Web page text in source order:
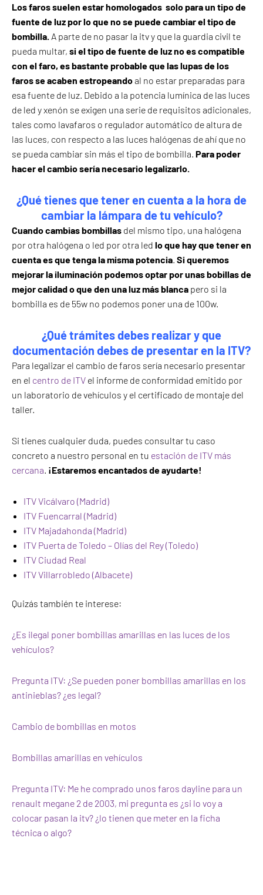
Los faros suelen estar homologados solo para un tipo de
fuente de luz por lo que no se puede cambiar el tipo de
bombilla. A parte de no pasar la itv y que la guardia civil te
pueda multar, si el tipo de fuente de luz no es compatible
con el faro, es bastante probable que las lupas de los
faros se acaben estropeandoal no estar preparadas para
esa fuente de luz. Debido a la potencia lumínica de las luces
de led y xenón se exigen una serie de requisitos adicionales,
tales como lavafaros o regulador automático de altura de
las luces, con respecto a las luces halógenas de ahí que no
se pueda cambiar sin más el tipo de bombilla. Para poder
hacer el cambio sería necesario legalizarlo.
¿Qué tienes que tener en cuenta a la hora de
cambiar la lámpara de tu vehículo?
Cuando cambias bombillas del mismo tipo, una halógena
por otra halógena o led por otra led lo que hay que tener en
cuenta es que tenga la misma potencia. Si queremos
mejorar la iluminación podemos optar por unas bobillas de
mejor calidad o que den una luz más blanca pero si la
bombilla es de 55w no podemos poner una de 100w.
¿Qué trámites debes realizar y que
documentación debes de presentar en la ITV?
Para legalizar el cambio de faros sería necesario presentar
en el centro de ITV el informe de conformidad emitido por
un laboratorio de vehículos y el certificado de montaje del
taller.
Si tienes cualquier duda, puedes consultar tu caso
concreto a nuestro personal en tu estación de ITV más
cercana. ¡Estaremos encantados de ayudarte!
ITV Vicálvaro (Madrid)
ITV Fuencarral (Madrid)
ITV Majadahonda (Madrid)
ITV Puerta de Toledo – Olías del Rey (Toledo)
ITV Ciudad Real
ITV Villarrobledo (Albacete)
Quizás también te interese:
¿Es ilegal poner bombillas amarillas en las luces de los
vehículos?
Pregunta ITV: ¿Se pueden poner bombillas amarillas en los
antinieblas? ¿es legal?
Cambio de bombillas en motos
Bombillas amarillas en vehículos
Pregunta ITV: Me he comprado unos faros dayline para un
renault megane 2 de 2003, mi pregunta es ¿si lo voy a
colocar pasan la itv? ¿lo tienen que meter en la ficha
técnica o algo?